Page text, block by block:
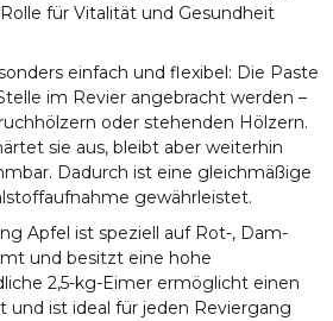
für Vitalität und Gesundheit
einfach und flexibel: Die Paste
im Revier angebracht werden –
oder stehenden Hölzern.
sie aus, bleibt aber weiterhin
Dadurch ist eine gleichmäßige
gewährleistet.
Apfel ist speziell auf Rot-, Dam-
und besitzt eine hohe
2,5-kg-Eimer ermöglicht einen
und ist ideal für jeden Reviergang